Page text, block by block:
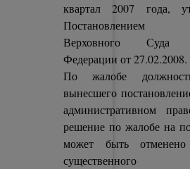
квартал 2007 года,
Постановлением
Верховного Суда
Федерации от 27.02.2008.
По жалобе
вынесшего
административном
решение по жалобе на
может быть
существенного